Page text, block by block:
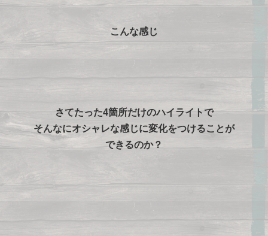
こんな感じ
さてたった4箇所だけのハイライトで
そんなにオシャレな感じに変化をつけることが
できるのか？